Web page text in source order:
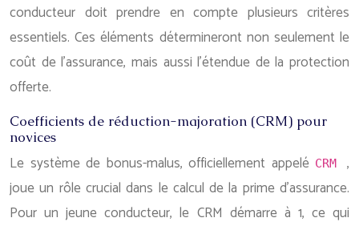
conducteur doit prendre en compte plusieurs critères
essentiels. Ces éléments détermineront non seulement le
coût de l’assurance, mais aussi l’étendue de la protection
offerte.
Coefficients de réduction-majoration (CRM) pour
novices
Le système de bonus-malus, officiellement appelé CRM,
joue un rôle crucial dans le calcul de la prime d’assurance.
Pour un jeune conducteur, le CRM démarre à 1, ce qui